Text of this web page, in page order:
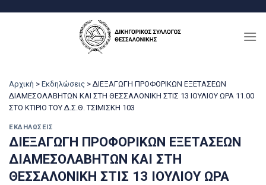
Αρχική > Εκδηλώσεις > ΔΙΕΞΑΓΩΓΗ ΠΡΟΦΟΡΙΚΩΝ ΕΞΕΤΑΣΕΩΝ
ΔΙΑΜΕΣΟΛΑΒΗΤΩΝ ΚΑΙ ΣΤΗ ΘΕΣΣΑΛΟΝΙΚΗ ΣΤΙΣ 13 ΙΟΥΛΙΟΥ ΩΡΑ 11.00
ΣΤΟ ΚΤΙΡΙΟ ΤΟΥ Δ.Σ.Θ. ΤΣΙΜΙΣΚΗ 103
ΕΚΔΗΛΏΣΕΙΣ
ΔΙΕΞΑΓΩΓΗ ΠΡΟΦΟΡΙΚΩΝ ΕΞΕΤΑΣΕΩΝ
ΔΙΑΜΕΣΟΛΑΒΗΤΩΝ ΚΑΙ ΣΤΗ
ΘΕΣΣΑΛΟΝΙΚΗ ΣΤΙΣ 13 ΙΟΥΛΙΟΥ ΩΡΑ